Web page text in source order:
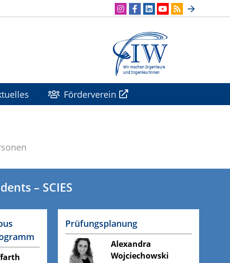
Förderverein
– SCIES
Prüfungsplanung
Alexandra
Wojciechowski